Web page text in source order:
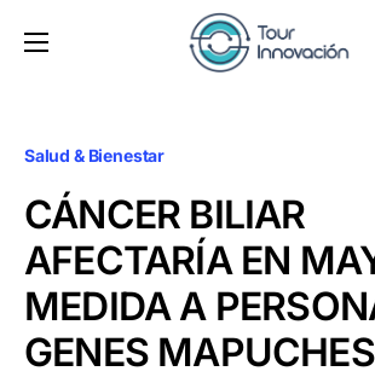
Salud & Bienestar
CÁNCER BILIAR
AFECTARÍA EN
MEDIDA A
GENES MAPUCHES